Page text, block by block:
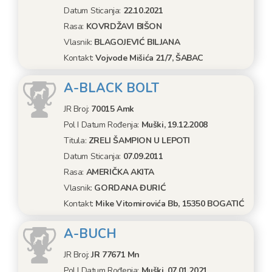
Datum Sticanja: 22.10.2021
Rasa: KOVRDŽAVI BIŠON
Vlasnik: BLAGOJEVIĆ BILJANA
Kontakt:Vojvode Mišića 21/7, ŠABAC
A-BLACK BOLT
JR Broj: 70015 Amk
Pol I Datum Rođenja: Muški, 19.12.2008
Titula: ZRELI ŠAMPION U LEPOTI
Datum Sticanja: 07.09.2011
Rasa: AMERIČKA AKITA
Vlasnik: GORDANA ĐURIĆ
Kontakt: Mike Vitomirovića Bb, 15350 BOGATIĆ
A-BUCH
JR Broj:JR 77671 Mn